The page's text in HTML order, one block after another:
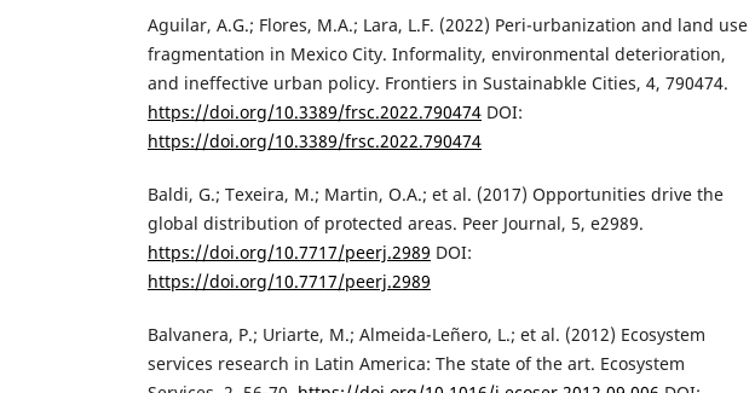
Aguilar, A.G.; Flores, M.A.; Lara, L.F. (2022) Peri-urbanization and land use
fragmentation in Mexico City. Informality, environmental deterioration,
and ineffective urban policy. Frontiers in Sustainabkle Cities, 4, 790474.
https://doi.org/10.3389/frsc.2022.790474 DOI:
https://doi.org/10.3389/frsc.2022.790474
Baldi, G.; Texeira, M.; Martin, O.A.; et al. (2017) Opportunities drive the
global distribution of protected areas. Peer Journal, 5, e2989.
https://doi.org/10.7717/peerj.2989 DOI:
https://doi.org/10.7717/peerj.2989
Balvanera, P.; Uriarte, M.; Almeida-Leñero, L.; et al. (2012) Ecosystem
services research in Latin America: The state of the art. Ecosystem